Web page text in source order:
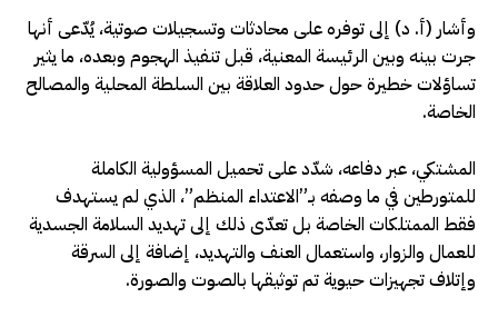
وأشار (أ. د) إلى توفره على محادثات وتسجيلات صوتية، يُدّعى أنها
جرت بينه وبين الرئيسة المعنية، قبل تنفيذ الهجوم وبعده، ما يثير
تساؤلات خطيرة حول حدود العلاقة بين السلطة المحلية والمصالح
الخاصة.
المشتكي، عبر دفاعه، شدّد على تحميل المسؤولية الكاملة
للمتورطين في ما وصفه بـ”الاعتداء المنظم”، الذي لم يستهدف
فقط الممتلكات الخاصة بل تعدّى ذلك إلى تهديد السلامة الجسدية
للعمال والزوار، واستعمال العنف والتهديد، إضافة إلى السرقة
وإتلاف تجهيزات حيوية تم توثيقها بالصوت والصورة.